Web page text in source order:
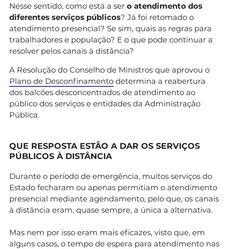
Nesse sentido, como está a ser o atendimento dos
diferentes serviços públicos? Já foi retomado o
atendimento presencial? Se sim, quais as regras para
trabalhadores e população? E o que pode continuar a
resolver pelos canais à distância?
A Resolução do Conselho de Ministros que aprovou o
Plano de Desconfinamento determina a reabertura
dos balcões desconcentrados de atendimento ao
público dos serviços e entidades da Administração
Pública.
QUE RESPOSTA ESTÃO A DAR OS SERVIÇOS
PÚBLICOS À DISTÂNCIA
Durante o período de emergência, muitos serviços do
Estado fecharam ou apenas permitiam o atendimento
presencial mediante agendamento, pelo que, os canais
à distância eram, quase sempre, a única a alternativa.
Mas nem por isso eram mais eficazes, visto que, em
alguns casos, o tempo de espera para atendimento nas